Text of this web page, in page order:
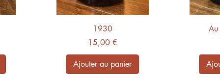
1930
Prix
15,00 €
Ajouter au panier
Au